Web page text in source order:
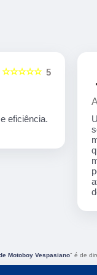
5
☆☆☆☆☆
não
com
Motoboy Vespasiano" é de